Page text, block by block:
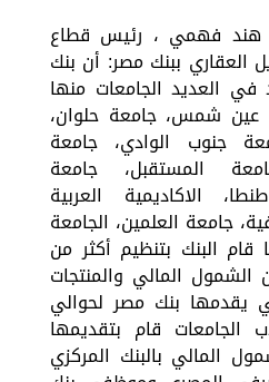
هند فهمي ، رئيس قطاع
العقاري ببنك مصر: أن بنك
العديد الجامعات منها
عين شمس، جامعة حلوان،
جنوب الوادي، جامعة
المستقبل، جامعة
الاكاديمية العربية
جامعة العلمين، الجامعة
قام البنك بتنظيم أكثر من
الشمول المالي والمنتجات
يقدمها بنك مصر لحوالي
الجامعات قام بتقديمها
المالي بالبنك المركزي